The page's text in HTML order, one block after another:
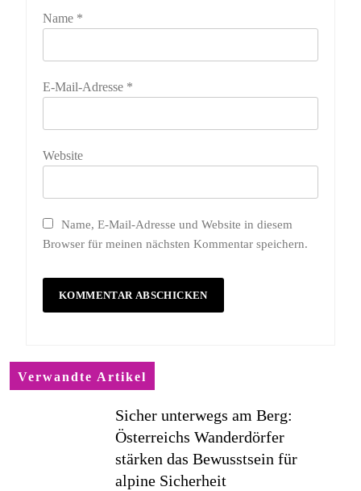
Name *
E-Mail-Adresse *
Website
Name, E-Mail-Adresse und Website in diesem
Browser für meinen nächsten Kommentar speichern.
Verwandte Artikel
Sicher unterwegs am Berg:
Österreichs Wanderdörfer
stärken das Bewusstsein für
alpine Sicherheit